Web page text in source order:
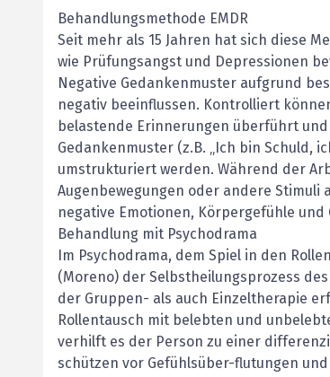
Behandlungsmethode EMDR
Seit mehr als 15 Jahren hat sich diese
wie Prüfungsangst und Depressionen
Negative Gedankenmuster aufgrund
negativ beeinflussen. Kontrolliert
belastende Erinnerungen überführt
Gedankenmuster (z.B. „Ich bin Schuld,
umstrukturiert werden. Während der
Augenbewegungen oder andere
negative Emotionen, Körpergefühle und
Behandlung mit Psychodrama
Im Psychodrama, dem Spiel in den
(Moreno) der Selbstheilungsprozess
der Gruppen- als auch Einzeltherapie
Rollentausch mit belebten und
verhilft es der Person zu einer
schützen vor Gefühlsüber-flutungen